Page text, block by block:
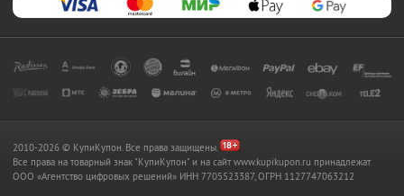
2010-2026 © КупиКупон. Все права защищены.
Все права на товарный знак "КупиКупон" и на сайт www.kupikupon.ru принадлежат
OOO «Агентство цифровых решений» ИНН 7705523387, ОГРН 1127747063212